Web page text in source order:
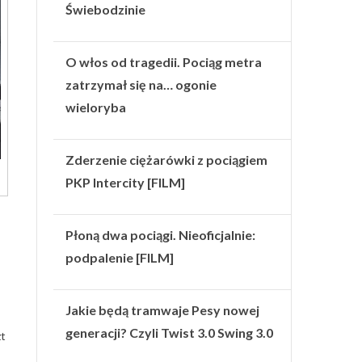
Świebodzinie
O włos od tragedii. Pociąg metra
zatrzymał się na… ogonie
wieloryba
Zderzenie ciężarówki z pociągiem
PKP Intercity [FILM]
Płoną dwa pociągi. Nieoficjalnie:
podpalenie [FILM]
Jakie będą tramwaje Pesy nowej
generacji? Czyli Twist 3.0 Swing 3.0